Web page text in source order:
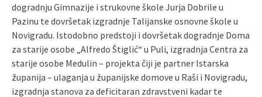
dogradnju Gimnazije i strukovne škole Jurja Dobrile u
Pazinu te dovršetak izgradnje Talijanske osnovne škole u
Novigradu. Istodobno predstoji i dovršetak dogradnje Doma
za starije osobe „Alfredo Štiglić“ u Puli, izgradnja Centra za
starije osobe Medulin – projekta čiji je partner Istarska
županija – ulaganja u županijske domove u Raši i Novigradu,
izgradnja stanova za deficitaran zdravstveni kadar te